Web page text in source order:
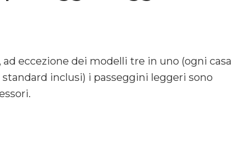
eccezione dei modelli tre in uno (ogni casa
inclusi) i passeggini leggeri sono